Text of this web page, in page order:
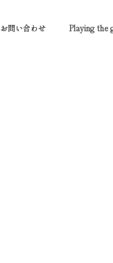
お問い合わせ Playing the